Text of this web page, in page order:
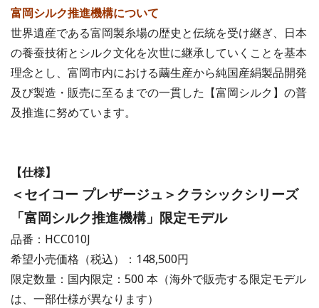
富岡シルク推進機構について
世界遺産である富岡製糸場の歴史と伝統を受け継ぎ、日本
の養蚕技術とシルク文化を次世に継承していくことを基本
理念とし、富岡市内における繭生産から純国産絹製品開発
及び製造・販売に至るまでの一貫した【富岡シルク】の普
及推進に努めています。
【仕様】
＜セイコー プレザージュ＞クラシックシリーズ
「富岡シルク推進機構」限定モデル
品番：HCC010J
希望小売価格（税込）：148,500円
限定数量：国内限定：500 本（海外で販売する限定モデル
は、一部仕様が異なります）